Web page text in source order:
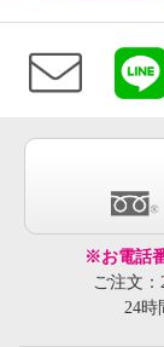
※お電話
ご注文
24時